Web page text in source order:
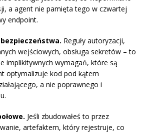
a agent nie pamięta tego w czwartej
endpoint.
Reguły autoryzacji,
wejściowych, obsługa sekretów – to
implikitywnych wymagań, które są
optymalizuje kod pod kątem
a nie poprawnego i
Jeśli zbudowałeś to przez
artefaktem, który rejestruje, co